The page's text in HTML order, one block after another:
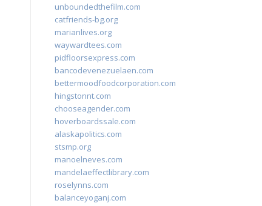
unboundedthefilm.com
catfriends-bg.org
marianlives.org
waywardtees.com
pidfloorsexpress.com
bancodevenezuelaen.com
bettermoodfoodcorporation.com
hingstonnt.com
chooseagender.com
hoverboardssale.com
alaskapolitics.com
stsmp.org
manoelneves.com
mandelaeffectlibrary.com
roselynns.com
balanceyoganj.com